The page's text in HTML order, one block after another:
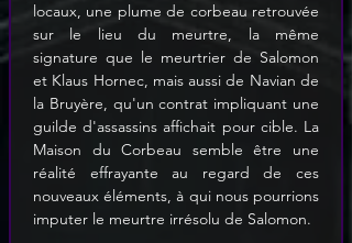
locaux, une plume de corbeau retrouvée
sur le lieu du meurtre, la même
signature que le meurtrier de Salomon
et Klaus Hornec, mais aussi de Navian de
la Bruyère, qu'un contrat impliquant une
guilde d'assassins affichait pour cible. La
Maison du Corbeau semble être une
réalité effrayante au regard de ces
nouveaux éléments, à qui nous pourrions
imputer le meurtre irrésolu de Salomon.